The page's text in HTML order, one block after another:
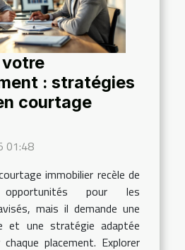
: stratégies
courtage
01:48
immobilier recèle de
opportunités pour les
mais il demande une
et une stratégie adaptée
placement. Explorer